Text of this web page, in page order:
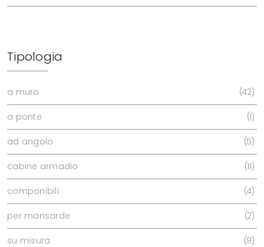
Tipologia
a muro 42
a ponte 1
ad angolo 5
cabine armadio 11
componibili 4
per mansarde 2
su misura 9